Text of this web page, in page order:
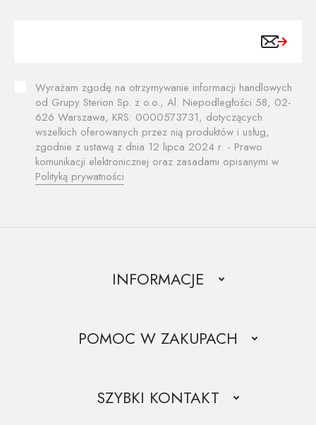
Wyrażam zgodę na otrzymywanie informacji handlowych
od Grupy Sterion Sp. z o.o., Al. Niepodległości 58, 02-
626 Warszawa, KRS: 0000573731, dotyczących
wszelkich oferowanych przez nią produktów i usług,
zgodnie z ustawą z dnia 12 lipca 2024 r. - Prawo
komunikacji elektronicznej oraz zasadami opisanymi w
Polityką prywatności
INFORMACJE
Regulamin
Mapa strony
POMOC W ZAKUPACH
Grawer
SZYBKI KONTAKT